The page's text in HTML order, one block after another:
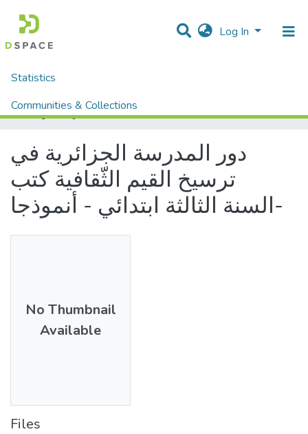
Log In
Statistics
Communities & Collections
Home
دور المدرسة الجزائرية في ترسيخ القيم الثّقافية كتب السنة الثالثة ابتدائي - أنموذجا-
دور المدرسة الجزائرية في
ترسيخ القيم الثّقافية كتب
السنة الثالثة ابتدائي - أنموذجا-
No Thumbnail
Available
Files